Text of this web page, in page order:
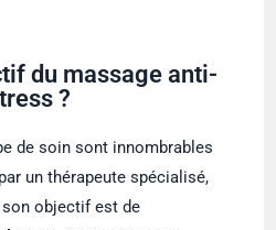
du massage anti-
?
de soin sont innombrables
un thérapeute spécialisé,
objectif est de